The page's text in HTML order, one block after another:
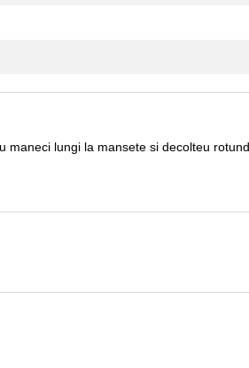
lungi la mansete si decolteu